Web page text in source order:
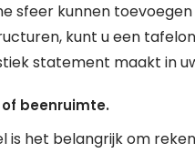
sfeer kunnen
kunt u een
statement maakt in
beenruimte.
is het belangrijk om